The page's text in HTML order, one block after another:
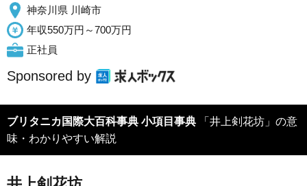
神奈川県 川崎市
年収550万円～700万円
正社員
Sponsored by
ブリタニカ国際大百科事典 小項目事典 「井上剣花坊」の意
味・わかりやすい解説